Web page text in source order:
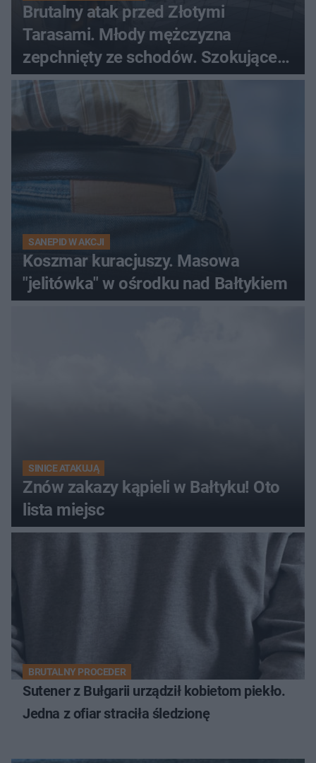
Brutalny atak przed Złotymi
Tarasami. Młody mężczyzna
zepchnięty ze schodów. Szokujące
nagranie krąży po sieci
SANEPID W AKCJI
Koszmar kuracjuszy. Masowa
"jelitówka" w ośrodku nad Bałtykiem
SINICE ATAKUJĄ
Znów zakazy kąpieli w Bałtyku! Oto
lista miejsc
BRUTALNY PROCEDER
Sutener z Bułgarii urządził kobietom piekło.
Jedna z ofiar straciła śledzionę